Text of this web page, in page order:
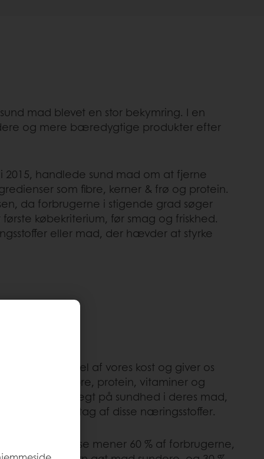
mad blevet en stor bekymring. I en
og mere bæredygtige produkter efter
2015, handlede sund mad om at fjerne
som fibre, kerner & frø og protein.
da forbrugerne i stigende grad søger
købekriterium, før smag og friskhed.
eller mad, der hævder at styrke
en vigtig del af vores kost og giver os
som fibre, protein, vitaminer og
mere vægt på sundhed i deres mad,
deres indtag af disse næringsstoffer.
undersøgelse mener 60 % af forbrugerne,